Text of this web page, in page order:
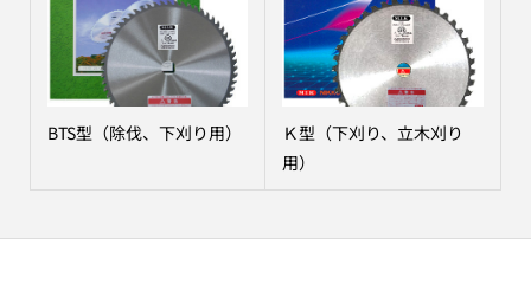
BTS型（除伐、下刈り用）
Ｋ型（下刈り、立木刈り
用）